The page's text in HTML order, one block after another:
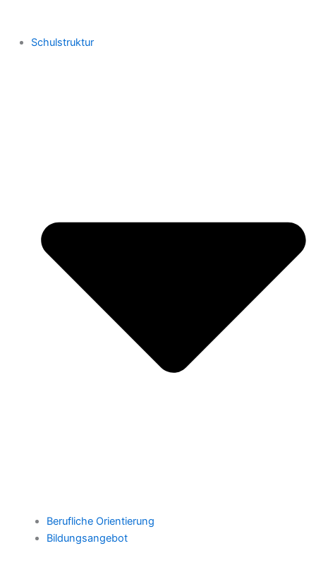
Schulstruktur
Berufliche Orientierung
Bildungsangebot